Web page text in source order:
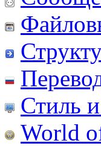
Стиль
World